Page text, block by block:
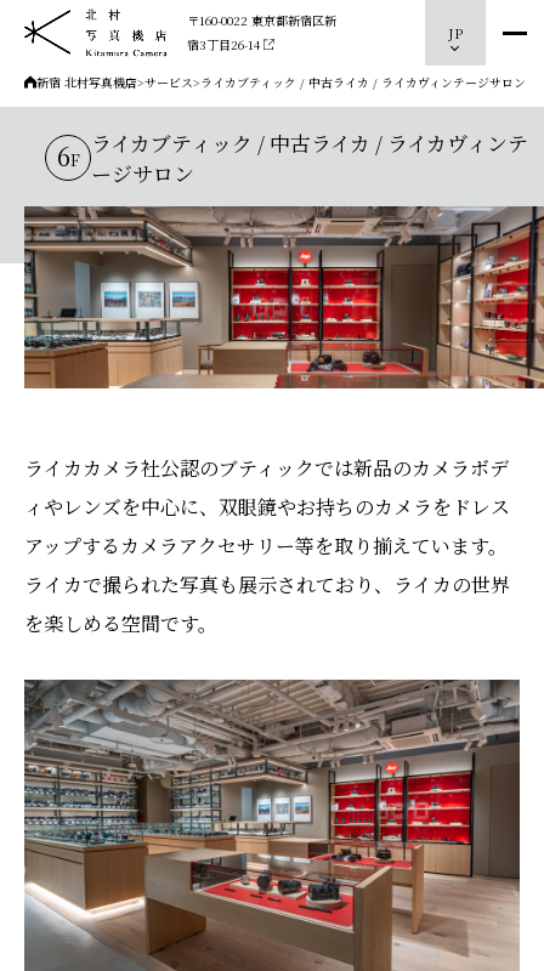
〒160-0022 東京都新宿区新
宿3丁目26-14
JP
新宿 北村写真機店>サービス> ライカブティック / 中古ライカ / ライカヴィンテージサロン
6F
ライカブティック / 中古ライカ / ライカヴィンテ
ージサロン
ライカカメラ社公認のブティックでは新品のカメラボデ
ィやレンズを中心に、双眼鏡やお持ちのカメラをドレス
アップするカメラアクセサリー等を取り揃えています。
ライカで撮られた写真も展示されており、ライカの世界
を楽しめる空間です。